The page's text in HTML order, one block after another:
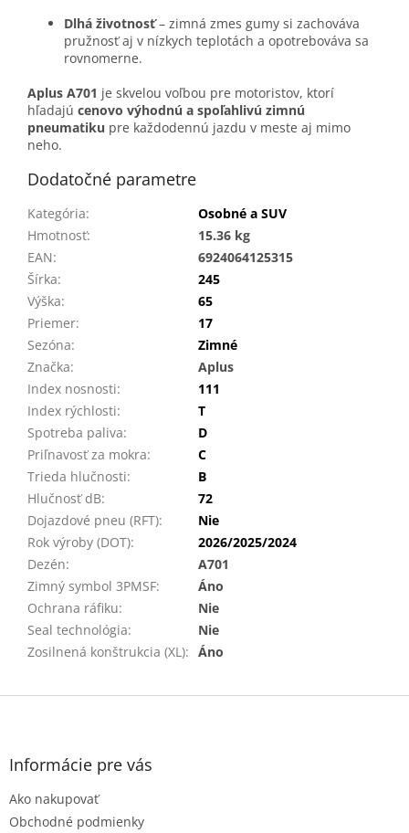
Dlhá životnosť– zimná zmes gumy si zachováva
pružnosť aj v nízkych teplotách a opotrebováva sa
rovnomerne.
Aplus A701 je skvelou voľbou pre motoristov, ktorí
hľadajú cenovo výhodnú a spoľahlivú zimnú
pneumatiku pre každodennú jazdu v meste aj mimo
neho.
Dodatočné parametre
Kategória:
Osobné a SUV
Hmotnosť:
15.36 kg
EAN:
6924064125315
Šírka:
245
Výška:
65
Priemer:
17
Sezóna:
Zimné
Značka:
Aplus
Index nosnosti:
111
Index rýchlosti:
T
Spotreba paliva:
D
Priľnavosť za mokra:
C
Trieda hlučnosti:
B
Hlučnosť dB:
72
Dojazdové pneu (RFT):
Nie
Rok výroby (DOT):
2026/2025/2024
Dezén:
A701
Zimný symbol 3PMSF:
Áno
Ochrana ráfiku:
Nie
Seal technológia:
Nie
Zosilnená konštrukcia (XL): Áno
Z
Informácie pre vás
Ako nakupovať
Obchodné podmienky